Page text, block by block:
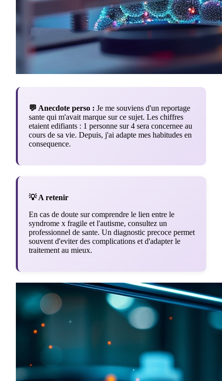
💬 Anecdote perso : Je me souviens d'un reportage
sante qui m'avait marque sur ce sujet. Les chiffres
etaient edifiants : 1 personne sur 4 sera concernee au
cours de sa vie. Depuis, j'ai adapte mes habitudes en
consequence.
💡 A retenir
En cas de doute sur comprendre le lien entre le
syndrome x fragile et l'autisme, consultez un
professionnel de sante. Un diagnostic precoce permet
souvent d'eviter des complications et d'adapter le
traitement au mieux.